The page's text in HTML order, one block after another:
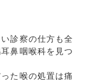
診察の仕方も全
鼻咽喉科を見つ
た喉の処置は痛